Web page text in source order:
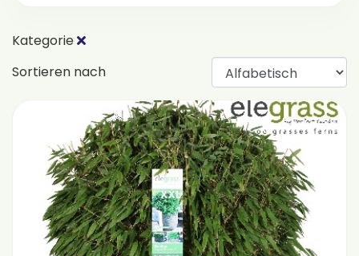
Kategorie
Sortieren nach